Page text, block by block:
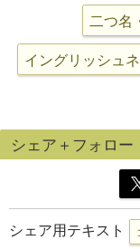
二つ名
イングリッシュ
シェア＋フォロー
シェア用テキスト